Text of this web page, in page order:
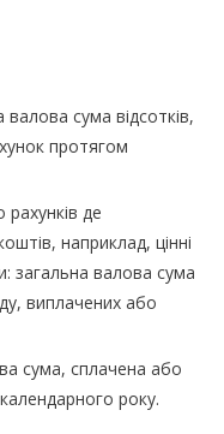
сума відсотків,
протягом
рахунків де
наприклад, цінні
загальна валова сума
виплачених або
сума, сплачена або
року.